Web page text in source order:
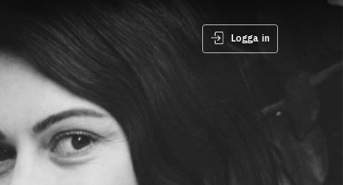
Logga in